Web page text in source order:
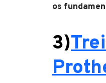
os
3)